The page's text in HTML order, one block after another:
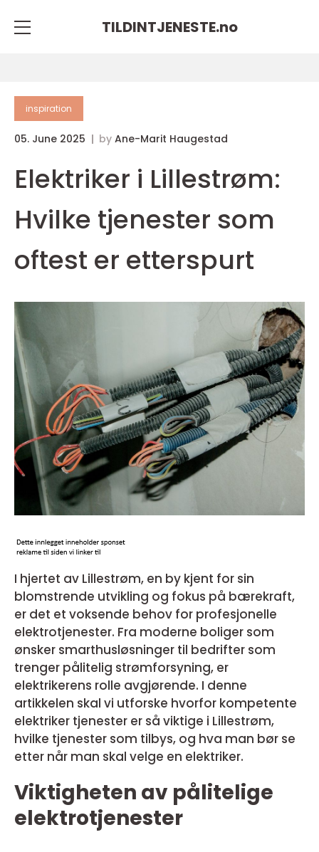
TILDINTJENESTE.no
inspiration
05. June 2025 by Ane-Marit Haugestad
Elektriker i Lillestrøm:
Hvilke tjenester som
oftest er etterspurt
I hjertet av Lillestrøm, en by kjent for sin
blomstrende utvikling og fokus på bærekraft,
er det et voksende behov for profesjonelle
elektrotjenester. Fra moderne boliger som
ønsker smarthusløsninger til bedrifter som
trenger pålitelig strømforsyning, er
elektrikerens rolle avgjørende. I denne
artikkelen skal vi utforske hvorfor kompetente
elektriker tjenester er så viktige i Lillestrøm,
hvilke tjenester som tilbys, og hva man bør se
etter når man skal velge en elektriker.
Viktigheten av pålitelige
elektrotjenester